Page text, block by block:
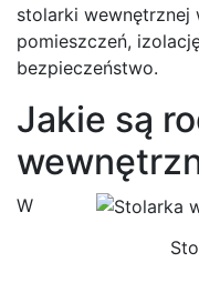
stolarki wewnętrznej
pomieszczeń,
bezpieczeństwo.
Jakie są
W